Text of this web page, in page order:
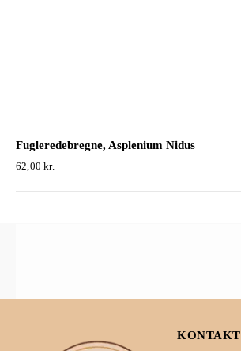
Fugleredebregne, Asplenium Nidus
62,00kr.
KONTAKT